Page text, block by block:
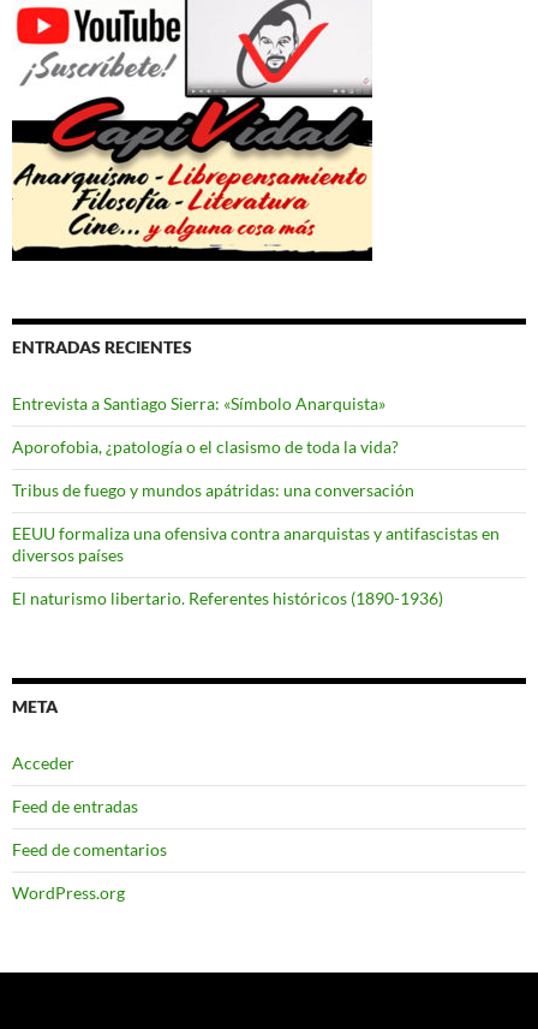
ENTRADAS RECIENTES
Entrevista a Santiago Sierra: «Símbolo Anarquista»
Aporofobia, ¿patología o el clasismo de toda la vida?
Tribus de fuego y mundos apátridas: una conversación
EEUU formaliza una ofensiva contra anarquistas y antifascistas en
diversos países
El naturismo libertario. Referentes históricos (1890-1936)
META
Acceder
Feed de entradas
Feed de comentarios
WordPress.org